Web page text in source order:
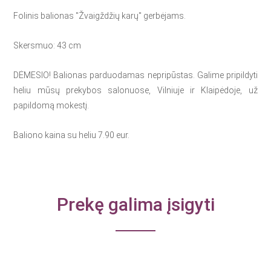
Folinis balionas "Žvaigždžių karų" gerbėjams.
Skersmuo: 43 cm
DĖMESIO! Balionas parduodamas nepripūstas. Galime pripildyti
heliu mūsų prekybos salonuose, Vilniuje ir Klaipėdoje, už
papildomą mokestį.
Baliono kaina su heliu 7.90 eur.
Prekę galima įsigyti